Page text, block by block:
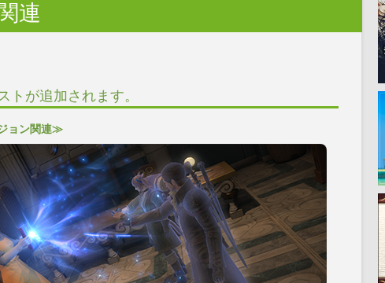
連
トが追加されます。
ョン関連≫